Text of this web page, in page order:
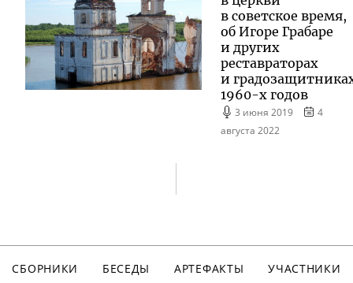
в советское время,
об Игоре Грабаре
и других
реставраторах
и
1960-х годов
3 июня 2019
4
августа 2022
СБОРНИКИ БЕСЕДЫ АРТЕФАКТЫ
УЧАСТНИКИ